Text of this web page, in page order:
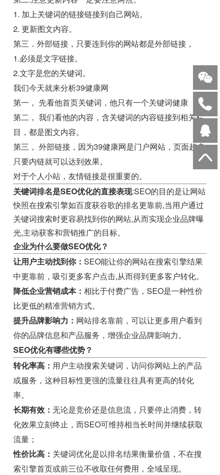
1. 加上关键词的链接链接到自己网站。
2. 更新图文内容。
第三．外部链接，只要连到你的网站都是外部链接，
1.必须是文字链接。
2.文字是您的关键词。
我们今天就来分析39健康网
第一， 先看他首页关键词，他只有一个关键词健康
第二， 我们看他的内容，含关键词的内容链接到相关栏
目，都是图文内容。
第三， 外部链接，因为39健康网是门户网站，页面超多
只要内链就可以达到效果。
对于个人小站，友情链接是很重要的。
关键词排名是SEO优化的直接表现:SEO的目的是让网站
快照在搜索引擎如百度获谷歌的排名更靠前,当用户通过
关键词搜索时更容易找到你的网站,从而实现企业品牌曝
光,主动获客和营销推广的目标。
企业为什么要做SEO优化？
让用户主动找到你：SEO能让你的网站在搜索引擎结果
中更靠前，吸引更多客户点击,从而得到更多客户转化。
降低企业营销成本：相比于付费广告，SEO是一种性价
比更低的精准营销方式。
提升品牌影响力： 网站排名靠前，可以让更多用户看到
你的品牌信息和产品服务，增强企业品牌影响力。
SEO优化有哪些优势？
转化率高： 用户主动搜索关键词，访问你网站上的产品
或服务，这种目标性更强的流量往往具有更高的转化
率。
长期有效：无论是竞价还是信息流，只要停止消费，转
化效果立刻终止，而SEO可维持相当长时间并继续获取
流量；
性价比高： 关键词优化是以排名结果衡量价值，不在搜
索引擎首页或前三位不收取任何费用，全域呈现。